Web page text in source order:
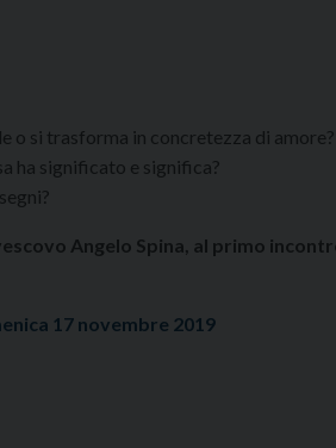
o si trasforma in concretezza di amore?
ha significato e significa?
Angelo Spina, al primo
17 novembre 2019